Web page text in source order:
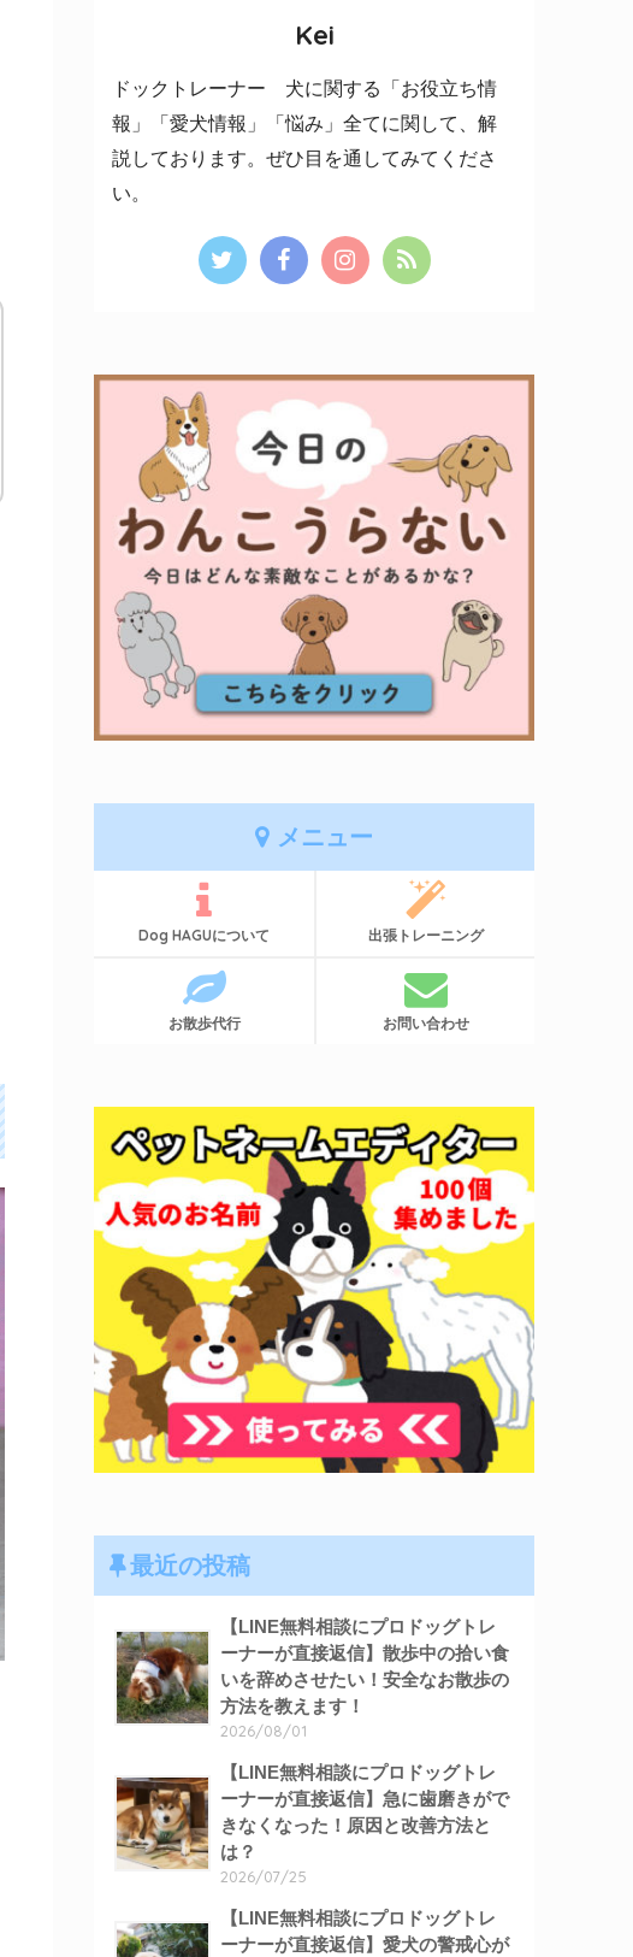
Kei
ドックトレーナー 犬に関する「お役立ち情
報」「愛犬情報」「悩み」全てに関して、解
説しております。ぜひ目を通してみてくださ
い。
メニュー
Dog HAGUについて 出張トレーニング
お散歩代行 お問い合わせ
最近の投稿
【LINE無料相談にプロドッグトレ
ーナーが直接返信】散歩中の拾い食
いを辞めさせたい！安全なお散歩の
方法を教えます！
2026/08/01
【LINE無料相談にプロドッグトレ
ーナーが直接返信】急に歯磨きがで
きなくなった！原因と改善方法と
は？
2026/07/25
【LINE無料相談にプロドッグトレ
ーナーが直接返信】愛犬の警戒心が